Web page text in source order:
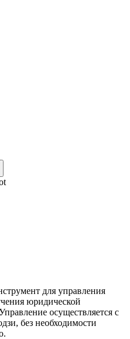
для управления
юридической
осуществляется с
без необходимости